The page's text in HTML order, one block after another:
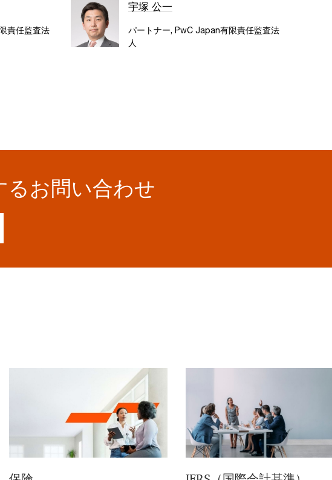
責任監査法
宇塚 公一
パートナー, PwC Japan有限責任監査法
人
るお問い合わせ